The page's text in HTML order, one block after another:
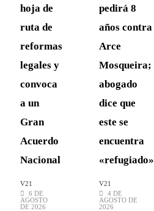
hoja de
ruta de
reformas
legales y
convoca
a un
Gran
Acuerdo
Nacional
V21
6 DE
AGOSTO
DE 2026
pedirá 8
años contra
Arce
Mosqueira;
abogado
dice que
este se
encuentra
«refugiado»
V21
4 DE
AGOSTO DE
2026